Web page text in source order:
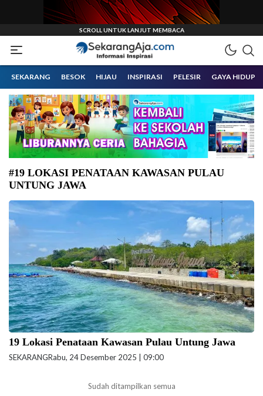
Sekarangaja
Informasi Inspirasi Malang Raya
SEKARANG BESOK HIJAU INSPIRASI PELESIR GAYA HIDUP
#19 LOKASI PENATAAN KAWASAN PULAU
UNTUNG JAWA
Desa Wisata di Pulau Untung Jawa. (Foto: Anita Karyati-
beritajakarta.id)
19 Lokasi Penataan Kawasan Pulau Untung Jawa
SEKARANGRabu, 24 Desember 2025 | 09:00
Sudah ditampilkan semua